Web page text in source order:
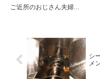
ご近所のおじさん夫婦...
シ
メ